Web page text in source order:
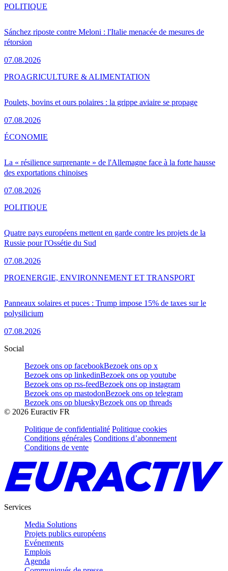
Sánchez riposte contre Meloni : l'Italie menacée de mesures de
rétorsion
07.08.2026
POLITIQUE
Poulets, bovins et ours polaires : la grippe aviaire se propage
07.08.2026
PROAGRICULTURE & ALIMENTATION
La « résilience surprenante » de l'Allemagne face à la forte hausse
des exportations chinoises
07.08.2026
ÉCONOMIE
Quatre pays européens mettent en garde contre les projets de la
Russie pour l'Ossétie du Sud
07.08.2026
POLITIQUE
Panneaux solaires et puces : Trump impose 15% de taxes sur le
polysilicium
07.08.2026
PROENERGIE, ENVIRONNEMENT ET TRANSPORT
Social
Bezoek ons op facebookBezoek ons op x
Bezoek ons op linkedinBezoek ons op youtube
Bezoek ons op rss-feedBezoek ons op instagram
Bezoek ons op mastodonBezoek ons op telegram
Bezoek ons op blueskyBezoek ons op threads
© 2026 Euractiv FR
Politique de confidentialité Politique cookies
Conditions générales Conditions d’abonnement
Conditions de vente
Services
Media Solutions
Projets publics européens
Evénements
Emplois
Agenda